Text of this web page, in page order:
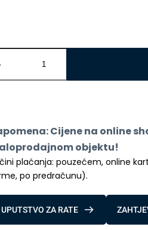
Cijene na online
objektu!
plaćanja: pouzećem, online
po predračunu).
UPUTSTVO ZA RATE